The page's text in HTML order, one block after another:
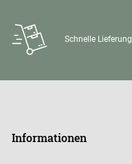
Schnelle Lieferung
Informationen